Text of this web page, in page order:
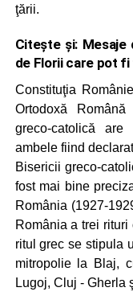
ţării.
Citește și: Mesaje
de Florii care pot
Constituţia
Ortodoxă
greco‑catolică
ambele fiind
Bisericii
fost mai bine
România
România a trei
ritul grec se stipula
mitropolie la Blaj,
Lugoj, Cluj ‑ Gherla